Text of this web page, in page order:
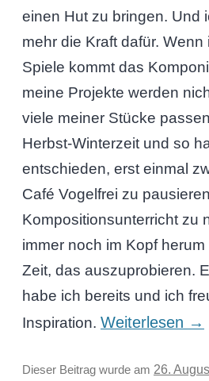
einen Hut zu bringen. Und
mehr die Kraft dafür. Wenn
Spiele kommt das
meine Projekte werden
viele meiner Stücke
Herbst-Winterzeit und so
entschieden, erst einmal
Café Vogelfrei zu
Kompositionsunterricht zu
immer noch im Kopf
Zeit, das auszuprobieren.
habe ich bereits und ich
Inspiration. Weiterlesen →
Dieser Beitrag wurde am 26.